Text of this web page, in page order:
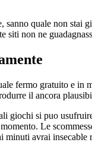
quale non
siti non ne
fermo gratuito e in
il ancora
si puo
Le
avrai insecable